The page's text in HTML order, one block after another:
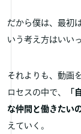
だから僕は、最初
いう考え方はいい
それよりも、動画
ロセスの中で、
「
な仲間と働きたいの
えていく。